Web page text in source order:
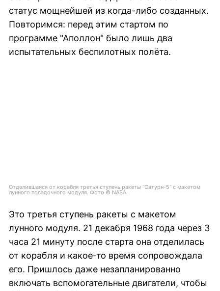
статус мощнейшей из когда-либо созданных.
Повторимся: перед этим стартом по
программе "Аполлон" было лишь два
испытательных беспилотных полёта.
Отделившаяся от корабля третья ступень ракеты "Сатурн-5" с макетом
лунного посадочного модуля. Фото © NASA
Это третья ступень ракеты с макетом
лунного модуля. 21 декабря 1968 года через 3
часа 21 минуту после старта она отделилась
от корабля и какое-то время сопровождала
его. Пришлось даже незапланированно
включать вспомогательные двигатели, чтобы